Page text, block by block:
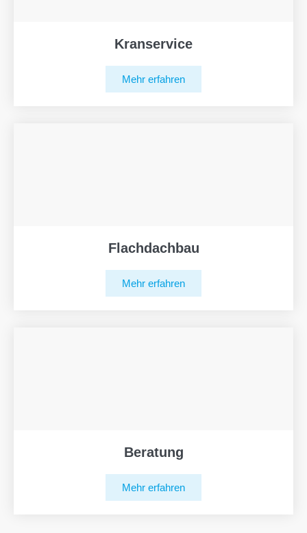
Kranservice
Mehr erfahren
Flachdachbau
Mehr erfahren
Beratung
Mehr erfahren